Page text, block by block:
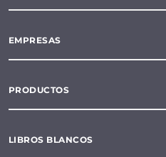
EMPRESAS
PRODUCTOS
LIBROS BLANCOS